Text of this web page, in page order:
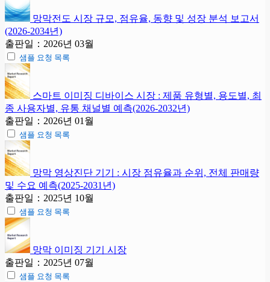
망막전도 시장 규모, 점유율, 동향 및 성장 분석 보고서
(2026-2034년)
출판일：2026년 03월
샘플 요청 목록
스마트 이미징 디바이스 시장 : 제품 유형별, 용도별, 최
종 사용자별, 유통 채널별 예측(2026-2032년)
출판일：2026년 01월
샘플 요청 목록
망막 영상진단 기기 : 시장 점유율과 순위, 전체 판매량
및 수요 예측(2025-2031년)
출판일：2025년 10월
샘플 요청 목록
망막 이미징 기기 시장
출판일：2025년 07월
샘플 요청 목록